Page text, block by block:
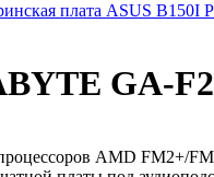
плата ASUS
GA-
AMD FM2+/